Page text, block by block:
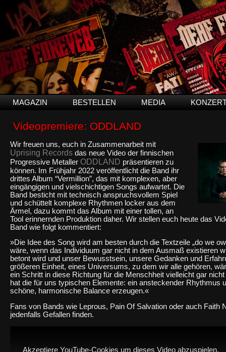
MAGAZIN BESTELLEN MEDIA
Videopremiere: ODDLAND
Wir freuen uns, euch in Zusammenarbeit mit
Uprising Records das neue Video der finnischen
Progressive Metaller ODDLAND präsentieren zu
können. Im Frühjahr 2022 veröffentlicht die Band ihr
drittes Album “Vermillion”, das mit komplexen, aber
eingängigen und vielschichtigen Songs aufwartet. Die
Band besticht mit technisch anspruchsvollem Spiel
und schüttelt komplexe Rhythmen locker aus dem
Ärmel, dazu kommt das Album mit einer tollen, an
Tool erinnernden Produktion daher. Wir stellen euch heute das
Band wie folgt kommentiert:
»Die Idee des Song wird am besten durch die Textzeile „do we
wäre, wenn das Individuum gar nicht in dem Ausmaß existieren
betont wird und unser Bewusstsein, unsere Gedanken und
größeren Einheit, eines Universums, zu dem wir alle gehören,
ein Schritt in diese Richtung für die Menschheit vielleicht gar
hat die für uns typischen Elemente: ein ansteckender Rhythmus
schöne, harmonische Balance erzeugen.«
Fans von Bands wie Leprous, Pain Of Salvation oder auch Faith
jedenfalls Gefallen finden.
Akzeptiere YouTube-Cookies um dieses Video abzuspielen.